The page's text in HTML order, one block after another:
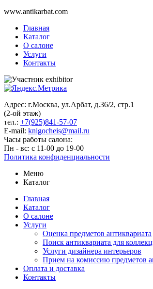
www.antikarbat.com
Главная
Каталог
О салоне
Услуги
Контакты
Адрес: г.Москва, ул.Арбат, д.36/2, стр.1
(2-ой этаж)
тел.: +7(925)841-57-07
E-mail: knigocheis@mail.ru
Часы работы салона:
Пн - вс: с 11-00 до 19-00
Политика конфиденциальности
Меню
Каталог
Главная
Каталог
О салоне
Услуги
Оценка предметов антиквариата
Поиск антиквариата для
Услуги дизайнера интерьеров
Прием на комиссию предметов
Оплата и доставка
Контакты